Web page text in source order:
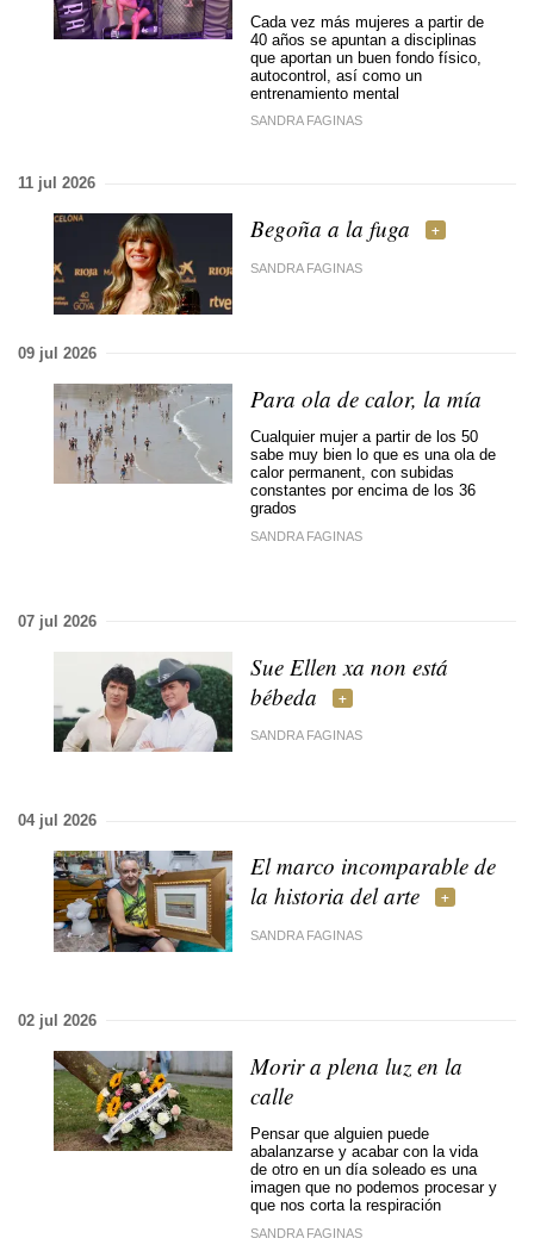
Cada vez más mujeres a partir de
40 años se apuntan a disciplinas
que aportan un buen fondo físico,
autocontrol, así como un
entrenamiento mental
SANDRA FAGINAS
11 jul 2026
Begoña a la fuga
SANDRA FAGINAS
09 jul 2026
Para ola de calor, la mía
Cualquier mujer a partir de los 50
sabe muy bien lo que es una ola de
calor permanent, con subidas
constantes por encima de los 36
grados
SANDRA FAGINAS
07 jul 2026
Sue Ellen xa non está
bébeda
SANDRA FAGINAS
04 jul 2026
El marco incomparable de
la historia del arte
SANDRA FAGINAS
02 jul 2026
Morir a plena luz en la
calle
Pensar que alguien puede
abalanzarse y acabar con la vida
de otro en un día soleado es una
imagen que no podemos procesar y
que nos corta la respiración
SANDRA FAGINAS